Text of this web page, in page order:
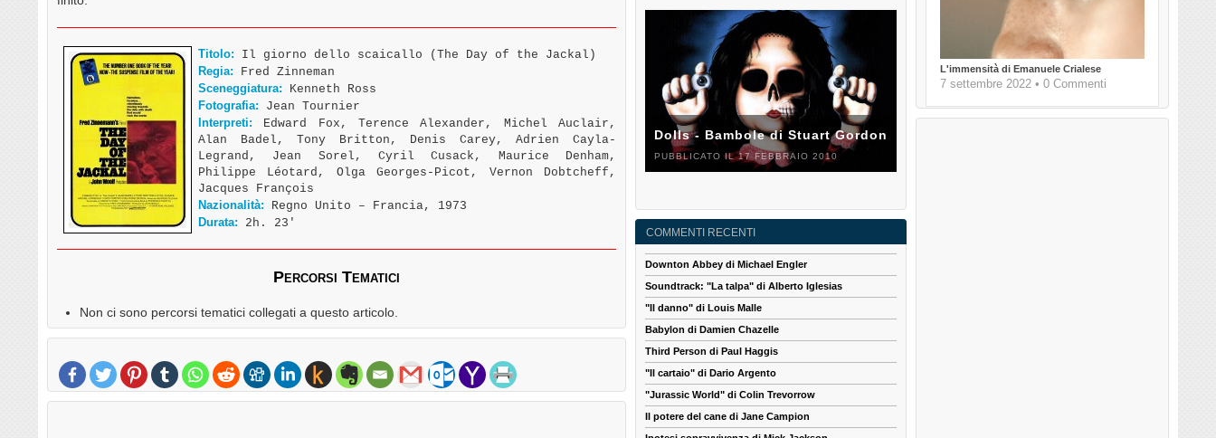
Titolo: Il giorno dello scaicallo (The Day of the Jackal)
Regia: Fred Zinneman
Sceneggiatura: Kenneth Ross
Fotografia: Jean Tournier
Interpreti: Edward Fox, Terence Alexander, Michel Auclair,
Alan Badel, Tony Britton, Denis Carey, Adrien Cayla-
Legrand, Jean Sorel, Cyril Cusack, Maurice Denham,
Philippe Léotard, Olga Georges-Picot, Vernon Dobtcheff,
Jacques François
Nazionalità: Regno Unito – Francia, 1973
Durata: 2h. 23′
Percorsi Tematici
Non ci sono percorsi tematici collegati a questo articolo.
L'immensità di Emanuele Crialese
7 settembre 2022 • 0 Commenti
Dolls - Bambole di Stuart Gordon
PUBBLICATO IL 17 FEBBRAIO 2010
COMMENTI RECENTI
Downton Abbey di Michael Engler
Soundtrack: "La talpa" di Alberto Iglesias
"Il danno" di Louis Malle
Babylon di Damien Chazelle
Third Person di Paul Haggis
"Il cartaio" di Dario Argento
"Jurassic World" di Colin Trevorrow
Il potere del cane di Jane Campion